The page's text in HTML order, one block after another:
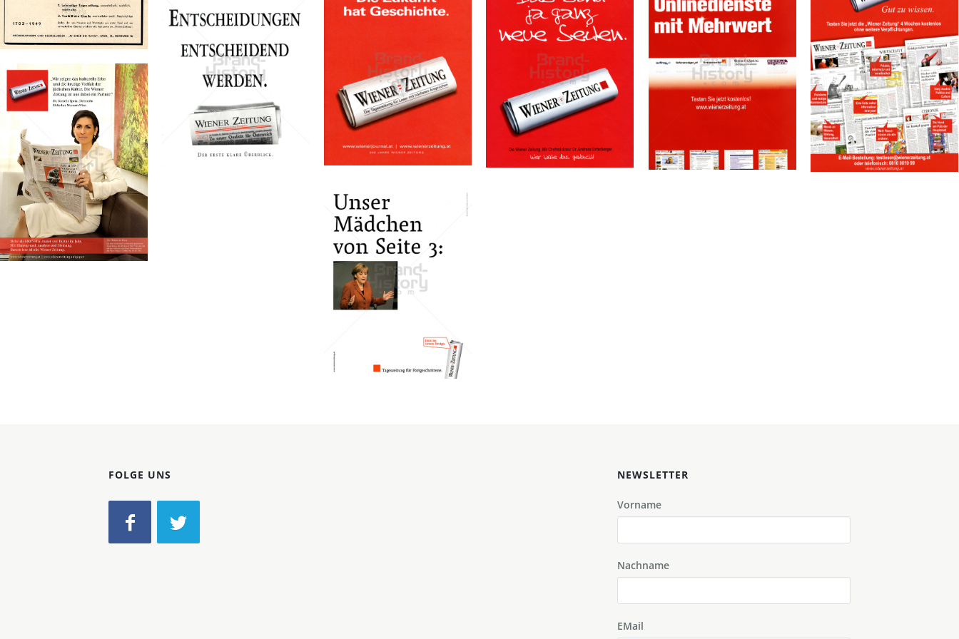
Konzerne
Epoche
WIENER ZEITUNG
Wiener Zeitung
GmbH
1949
Bild-ID: 70469
WIENER ZEITUNG
Wiener Zeitung
GmbH
1998
Bild-ID: 17033
WIENER ZEITUNG
Wiener Zeitung
GmbH
2003
Bild-ID: 16884
WIENER ZEITUNG
Wiener Zeitung
GmbH
2006
Bild-ID: 16718
WIENER ZEITUNG
Wiener Zeitung
GmbH
Bild-ID: 16679
WIENER ZEITUNG
Wiener Zeitung
GmbH
2008
Bild-ID: 16066
WIENER ZEITUNG
Wiener Zeitung
GmbH
2010
Bild-ID: 45373
WIENER ZEITUNG
Wiener Zeitung
Bild-ID: 45074
FOLGE UNS NEWSLETTER
Vorname
Nachname
EMail